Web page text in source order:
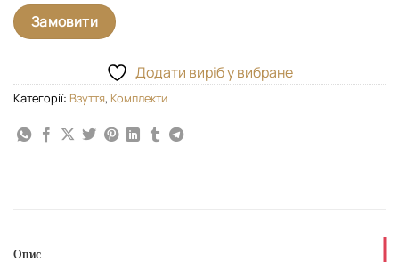
Замовити
Додати виріб у вибране
Категорії: Взуття, Комплекти
Опис